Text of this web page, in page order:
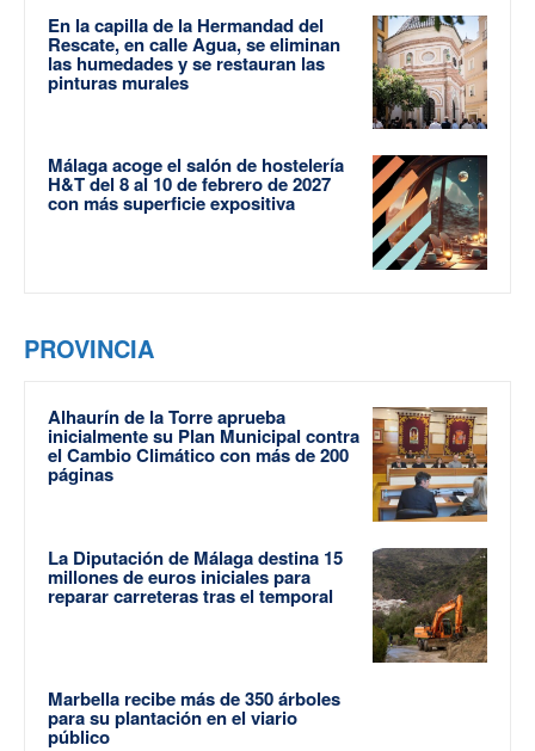
En la capilla de la Hermandad del
Rescate, en calle Agua, se eliminan
las humedades y se restauran las
pinturas murales
Málaga acoge el salón de hostelería
H&T del 8 al 10 de febrero de 2027
con más superficie expositiva
PROVINCIA
Alhaurín de la Torre aprueba
inicialmente su Plan Municipal contra
el Cambio Climático con más de 200
páginas
La Diputación de Málaga destina 15
millones de euros iniciales para
reparar carreteras tras el temporal
Marbella recibe más de 350 árboles
para su plantación en el viario
público